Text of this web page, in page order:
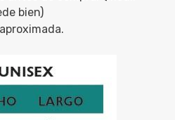
bien)